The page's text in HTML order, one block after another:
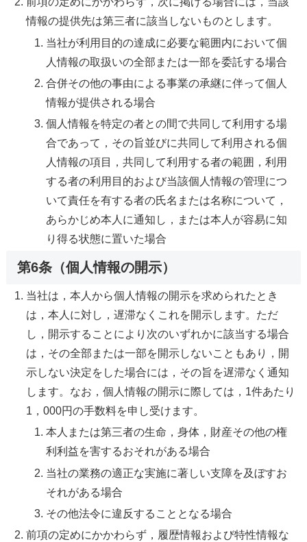
情報の提供先は第三者に該当しないものとします。
当社が利用目的の達成に必要な範囲内において個
人情報の取扱いの全部または一部を委託する場合
合併その他の事由による事業の承継に伴って個人
情報が提供される場合
個人情報を特定の者との間で共同して利用する場
合であって，その旨並びに共同して利用される個
人情報の項目，共同して利用する者の範囲，利用
する者の利用目的および当該個人情報の管理につ
いて責任を有する者の氏名または名称について，
あらかじめ本人に通知し，または本人が容易に知
り得る状態に置いた場合
第6条（個人情報の開示）
当社は，本人から個人情報の開示を求められたとき
は，本人に対し，遅滞なくこれを開示します。ただ
し，開示することにより次のいずれかに該当する場合
は，その全部または一部を開示しないこともあり，開
示しない決定をした場合には，その旨を遅滞なく通知
します。なお，個人情報の開示に際しては，1件あたり
1，000円の手数料を申し受けます。
本人または第三者の生命，身体，財産その他の権
利利益を害するおそれがある場合
当社の業務の適正な実施に著しい支障を及ぼすお
それがある場合
その他法令に違反することとなる場合
前項の定めにかかわらず，履歴情報および特性情報な